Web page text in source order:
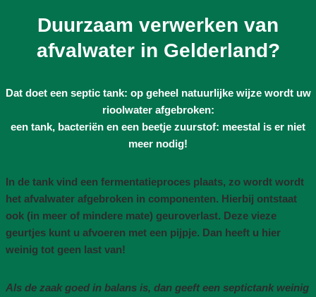
Duurzaam verwerken van
afvalwater in Gelderland?
Dat doet een septic tank: op geheel natuurlijke wijze wordt uw
rioolwater afgebroken:
een tank, bacteriën en een beetje zuurstof: meestal is er niet
meer nodig!
In de tank vind een fermentatieproces plaats, zo wordt wordt
het afvalwater afgebroken in componenten. Hierbij ontstaat
ook (in meer of mindere mate) geuroverlast. Deze vieze
geurtjes kunt u afvoeren met een pijpje. Dan heeft u hier
weinig tot geen last van!
Als de zaak goed in balans is, dan geeft een septictank weinig